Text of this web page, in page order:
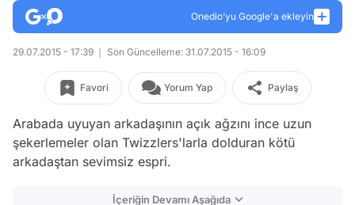
Onedio’yu Google'a ekleyin
29.07.2015 - 17:39 Son Güncelleme: 31.07.2015 - 16:09
Favori Yorum Yap Paylaş
Arabada uyuyan arkadaşının açık ağzını ince uzun
şekerlemeler olan Twizzlers'larla dolduran kötü
arkadaştan sevimsiz espri.
İçeriğin Devamı Aşağıda